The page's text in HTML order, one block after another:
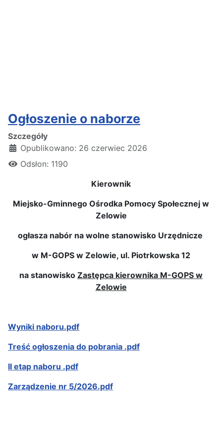
Ogłoszenie o naborze
Szczegóły
Opublikowano: 26 czerwiec 2026
Odsłon: 1190
Kierownik
Miejsko-Gminnego Ośrodka Pomocy Społecznej w
Zelowie
ogłasza nabór na wolne stanowisko Urzędnicze
w M-GOPS w Zelowie, ul. Piotrkowska 12
na stanowisko Zastępca kierownika M-GOPS w
Zelowie
Wyniki naboru.pdf
Treść ogłoszenia do pobrania .pdf
II etap naboru .pdf
Zarządzenie nr 5/2026.pdf